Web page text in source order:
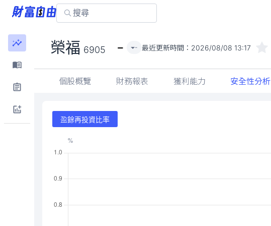
榮福 6905 - - 最近更新時間： 2026/08/08 13:17
個股概覽 財務報表 獲利能力 安全性分析
盈餘再投資比率